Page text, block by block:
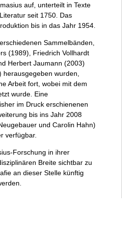
auf, unterteilt in Texte
seit 1750. Das
bis in das Jahr 1954.
Sammelbänden,
(1989), Friedrich Vollhardt
Herbert Jaumann (2003)
wurden,
Arbeit fort, wobei mit dem
wurde. Eine
im Druck erschienenen
bis ins Jahr 2008
und Carolin Hahn)
verfügbar.
Forschung in ihrer
Breite sichtbar zu
an dieser Stelle künftig